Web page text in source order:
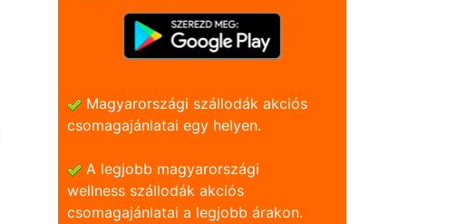
Magyarországi szállodák akciós
csomagajánlatai egy helyen.
A legjobb magyarországi
wellness szállodák akciós
csomagajánlatai a legjobb árakon.